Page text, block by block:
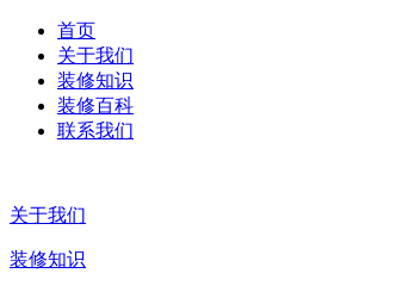
首页
关于我们
装修知识
装修百科
联系我们
关于我们
装修知识